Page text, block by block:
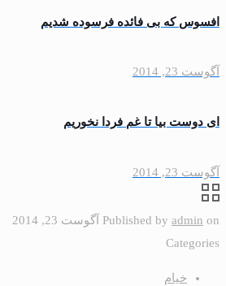
افسوس كه بى ‏فائده فرسوده شديم
آگوست 23, 2014
اى دوست بيا تا غم فردا نخوريم
آگوست 23, 2014
Published by admin on
آگوست 23, 2014
Categories
خیام